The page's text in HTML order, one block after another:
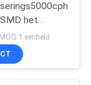
het
Machine
eenheid